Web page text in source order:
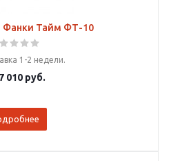
Фанки Тайм ФТ-10
1-2 недели.
7 010 руб.